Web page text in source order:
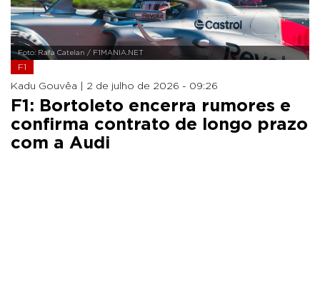
Foto: Rafa Catelan / F1MANIA.NET
F1
Kadu Gouvêa | 2 de julho de 2026 - 09:26
F1: Bortoleto encerra rumores e
confirma contrato de longo prazo
com a Audi